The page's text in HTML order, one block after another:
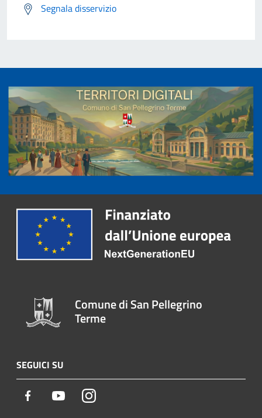
Segnala disservizio
Comune di San Pellegrino
Terme
SEGUICI SU
Facebook YoutubeInstagram